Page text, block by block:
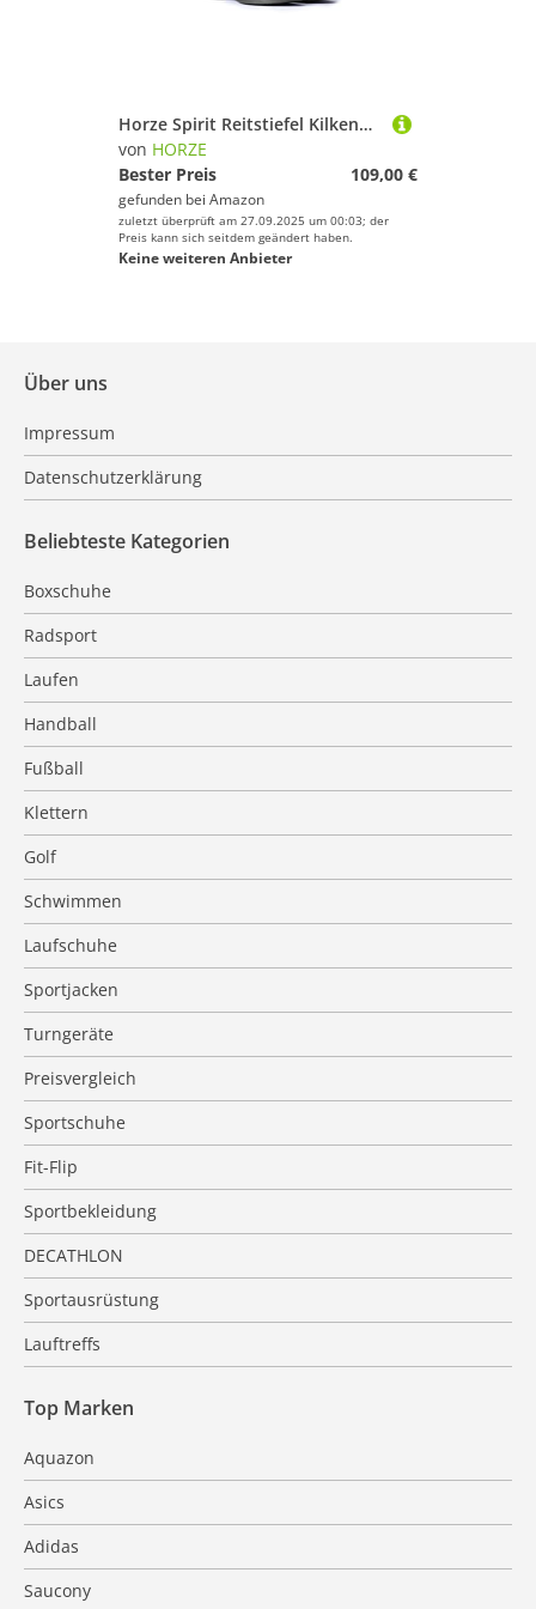
Horze Spirit Reitstiefel Kilkenny Jodphurstiefelette - Schwarz (BL) - Gr.: 35 EU
von HORZE
Bester Preis
109,00 €
gefunden bei Amazon
zuletzt überprüft am 27.09.2025 um 00:03; der
Preis kann sich seitdem geändert haben.
Keine weiteren Anbieter
Über uns
Impressum
Datenschutzerklärung
Beliebteste Kategorien
Boxschuhe
Radsport
Laufen
Handball
Fußball
Klettern
Golf
Schwimmen
Laufschuhe
Sportjacken
Turngeräte
Preisvergleich
Sportschuhe
Fit-Flip
Sportbekleidung
DECATHLON
Sportausrüstung
Lauftreffs
Top Marken
Aquazon
Asics
Adidas
Saucony